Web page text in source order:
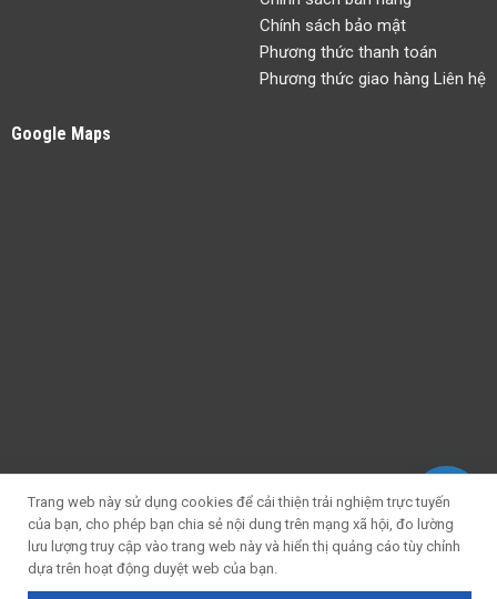
Chính sách bảo mật
Phương thức thanh toán
Phương thức giao hàng Liên hệ
Google Maps
Trang web này sử dụng cookies để cải thiện trải nghiệm trực tuyến
của bạn, cho phép bạn chia sẻ nội dung trên mạng xã hội, đo lường
lưu lượng truy cập vào trang web này và hiển thị quảng cáo tùy chỉnh
dựa trên hoạt động duyệt web của bạn.